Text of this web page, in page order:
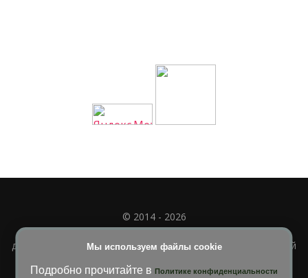
Мы используем файлы cookie
Подробно прочитайте в Политике конфиденциальности
© 2014 - 2026
Полное или частичное использование материала
допускается только при наличии активной и индексируемой